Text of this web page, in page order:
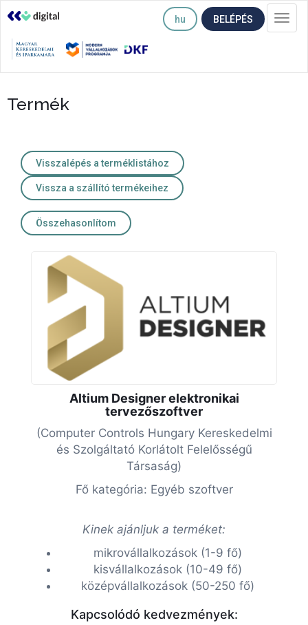
hu BELÉPÉS
Termék
Visszalépés a terméklistához
Vissza a szállító termékeihez
Összehasonlítom
Altium Designer elektronikai
tervezőszoftver
(Computer Controls Hungary Kereskedelmi
és Szolgáltató Korlátolt Felelősségű
Társaság)
Fő kategória: Egyéb szoftver
Kinek ajánljuk a terméket:
mikrovállalkozások (1-9 fő)
kisvállalkozások (10-49 fő)
középvállalkozások (50-250 fő)
Kapcsolódó kedvezmények: